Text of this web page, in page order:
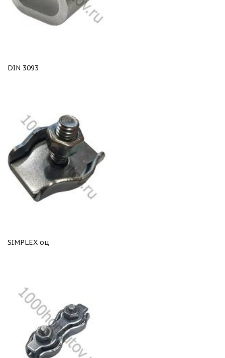
DIN 3093
SIMPLEX оц